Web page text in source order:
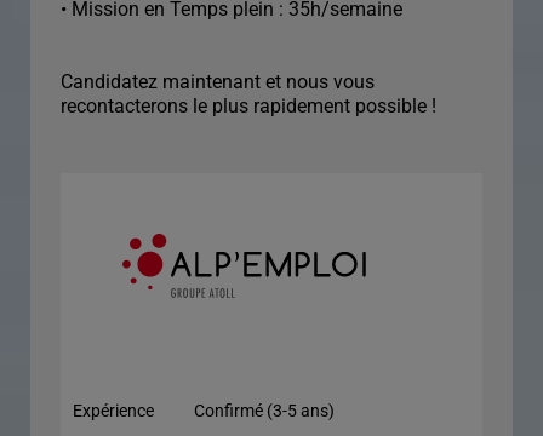
• Mission en Temps plein : 35h/semaine
Candidatez maintenant et nous vous
recontacterons le plus rapidement possible !
Expérience Confirmé (3-5 ans)